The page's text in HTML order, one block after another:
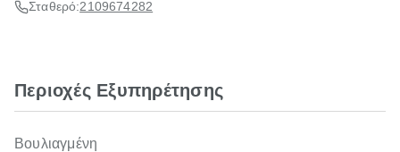
Σταθερό:2109674282
Περιοχές Εξυπηρέτησης
Βουλιαγμένη